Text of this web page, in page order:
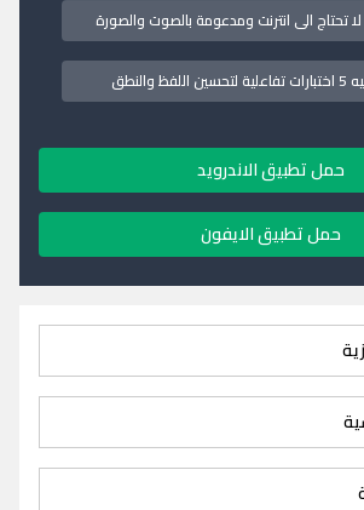
تحتاج الى انترنت ومدعومة بالصوت والصورة
حمل تطبيق الاندرويد
حمل تطبيق الايفون